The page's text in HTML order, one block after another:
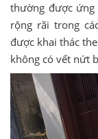
thường được
rộng rãi trong
được khai thác
không có vết nứt